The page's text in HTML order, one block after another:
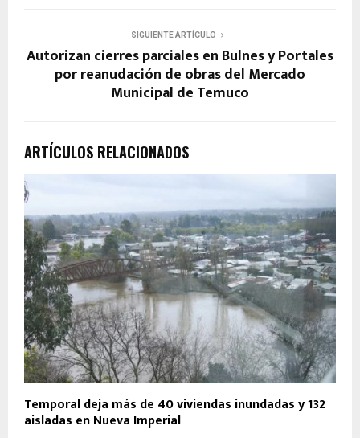
SIGUIENTE ARTÍCULO
Autorizan cierres parciales en Bulnes y Portales
por reanudación de obras del Mercado
Municipal de Temuco
ARTÍCULOS RELACIONADOS
Temporal deja más de 40 viviendas inundadas y 132
aisladas en Nueva Imperial